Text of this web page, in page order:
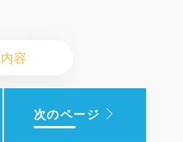
内容
次のページ